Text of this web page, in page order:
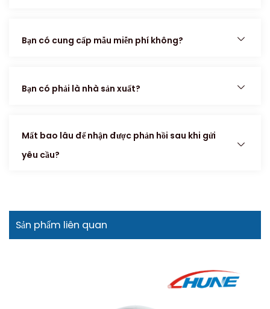
Bạn có cung cấp mẫu miễn phí không?
Bạn có phải là nhà sản xuất?
Mất bao lâu để nhận được phản hồi sau khi gửi
yêu cầu?
Sản phẩm liên quan